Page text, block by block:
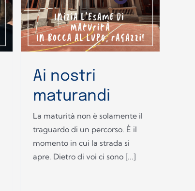
Ai nostri
maturandi
La maturità non è solamente il
traguardo di un percorso. È il
momento in cui la strada si
apre. Dietro di voi ci sono [...]